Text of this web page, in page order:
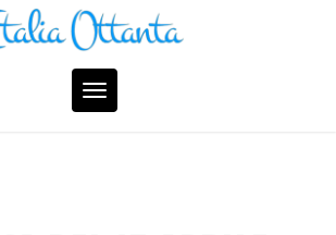
Toggle
navigation